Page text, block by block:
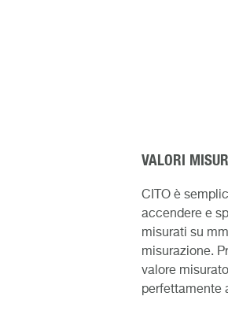
VALORI
CITO è
accendere e
misurati su
misurazione.
valore
perfettamente